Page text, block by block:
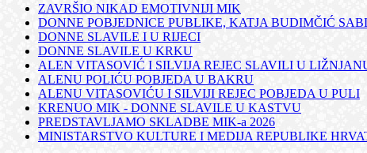
ZAVRŠIO NIKAD EMOTIVNIJI MIK
DONNE POBJEDNICE PUBLIKE, KATJA BUDIMČIĆ
DONNE SLAVILE I U RIJECI
DONNE SLAVILE U KRKU
ALEN VITASOVIĆ I SILVIJA REJEC SLAVILI U
ALENU POLIĆU POBJEDA U BAKRU
ALENU VITASOVIĆU I SILVIJI REJEC POBJEDA U PULI
KRENUO MIK - DONNE SLAVILE U KASTVU
PREDSTAVLJAMO SKLADBE MIK-a 2026
MINISTARSTVO KULTURE I MEDIJA REPUBLIKE